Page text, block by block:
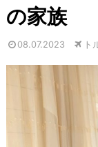
の家族
08.07.2023 ト